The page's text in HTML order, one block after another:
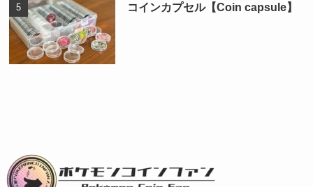
コインカプセル【Coin capsule】